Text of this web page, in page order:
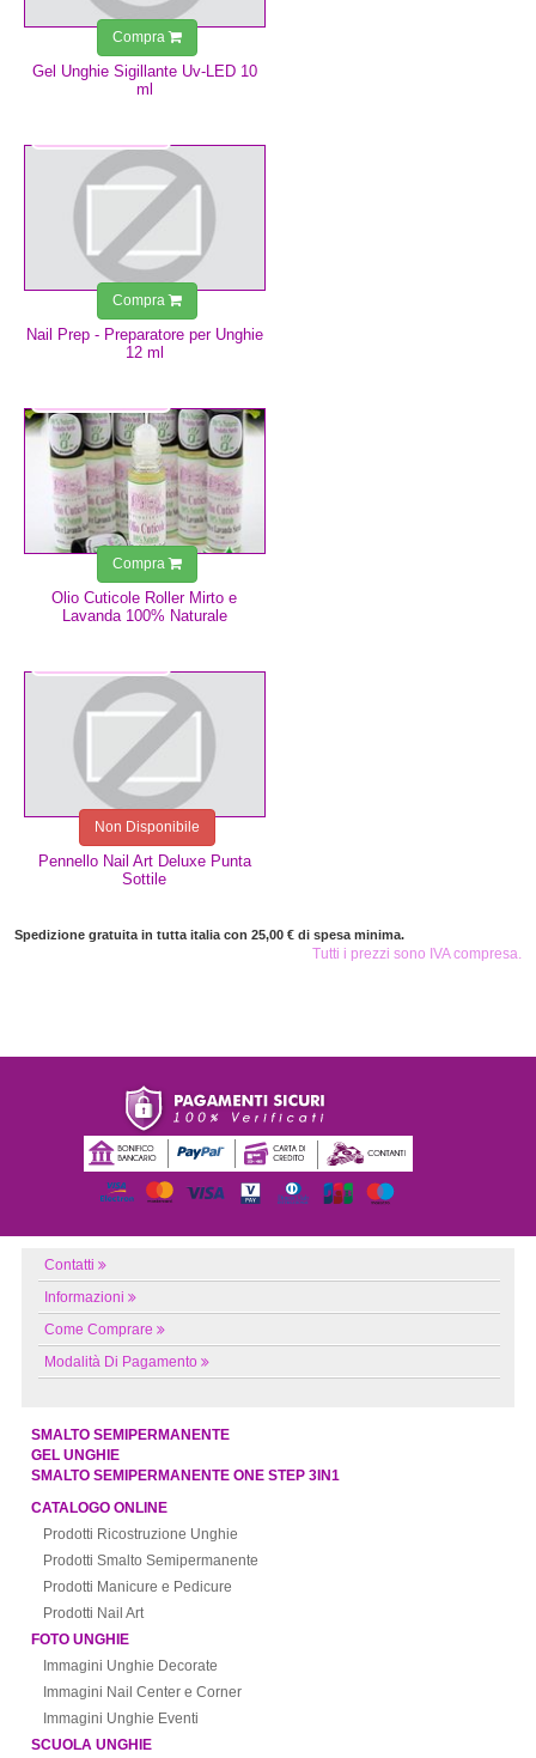
Gel Unghie Sigillante Uv-LED 10
ml
Compra
Nail Prep - Preparatore per Unghie
12 ml
Compra
Olio Cuticole Roller Mirto e
Lavanda 100% Naturale
Compra
Pennello Nail Art Deluxe Punta
Sottile
Non Disponibile
Spedizione gratuita in tutta italia con 25,00 € di spesa minima.
Tutti i prezzi sono IVA compresa.
Contatti
Informazioni
Come Comprare
Modalità Di Pagamento
SMALTO SEMIPERMANENTE
GEL UNGHIE
SMALTO SEMIPERMANENTE ONE STEP 3IN1
CATALOGO ONLINE
Prodotti Ricostruzione Unghie
Prodotti Smalto Semipermanente
Prodotti Manicure e Pedicure
Prodotti Nail Art
FOTO UNGHIE
Immagini Unghie Decorate
Immagini Nail Center e Corner
Immagini Unghie Eventi
SCUOLA UNGHIE